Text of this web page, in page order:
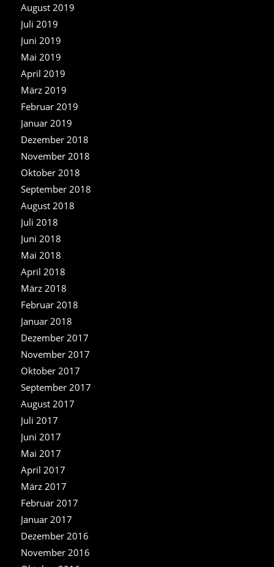
August 2019
Juli 2019
Juni 2019
Mai 2019
April 2019
März 2019
Februar 2019
Januar 2019
Dezember 2018
November 2018
Oktober 2018
September 2018
August 2018
Juli 2018
Juni 2018
Mai 2018
April 2018
März 2018
Februar 2018
Januar 2018
Dezember 2017
November 2017
Oktober 2017
September 2017
August 2017
Juli 2017
Juni 2017
Mai 2017
April 2017
März 2017
Februar 2017
Januar 2017
Dezember 2016
November 2016